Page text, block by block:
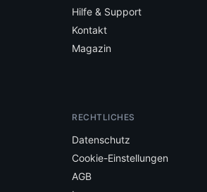
Hilfe & Support
Kontakt
Magazin
RECHTLICHES
Datenschutz
Cookie-Einstellungen
AGB